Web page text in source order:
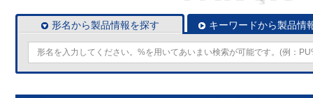
形名から製品情報を探す キーワードから製品情